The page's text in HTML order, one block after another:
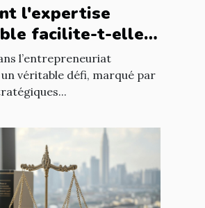
l'expertise
facilite-t-elle
des nouveaux
?
l’entrepreneuriat
véritable défi, marqué par